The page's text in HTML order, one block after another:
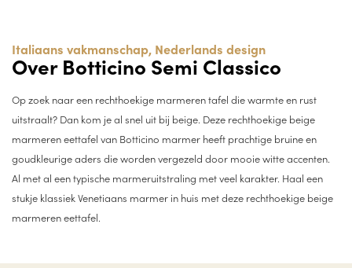
Italiaans vakmanschap, Nederlands design
Over Botticino Semi Classico
Op zoek naar een rechthoekige marmeren tafel die warmte en rust
uitstraalt? Dan kom je al snel uit bij beige. Deze rechthoekige beige
marmeren eettafel van Botticino marmer heeft prachtige bruine en
goudkleurige aders die worden vergezeld door mooie witte accenten.
Al met al een typische marmeruitstraling met veel karakter. Haal een
stukje klassiek Venetiaans marmer in huis met deze rechthoekige beige
marmeren eettafel.